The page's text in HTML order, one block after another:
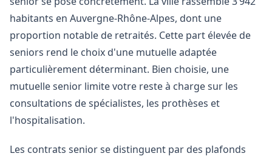
habitants en Auvergne-Rhône-Alpes, dont une
proportion notable de retraités. Cette part élevée de
seniors rend le choix d'une mutuelle adaptée
particulièrement déterminant. Bien choisie, une
mutuelle senior limite votre reste à charge sur les
consultations de spécialistes, les prothèses et
l'hospitalisation.
Les contrats senior se distinguent par des plafonds